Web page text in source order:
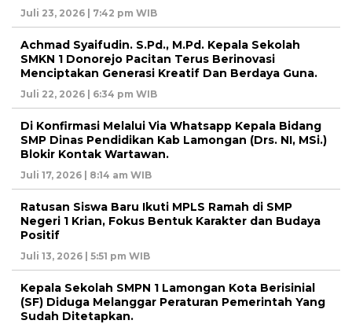
Juli 23, 2026 | 7:42 pm WIB
Achmad Syaifudin. S.Pd., M.Pd. Kepala Sekolah
SMKN 1 Donorejo Pacitan Terus Berinovasi
Menciptakan Generasi Kreatif Dan Berdaya Guna.
Juli 22, 2026 | 6:34 pm WIB
Di Konfirmasi Melalui Via Whatsapp Kepala Bidang
SMP Dinas Pendidikan Kab Lamongan (Drs. NI, MSi.)
Blokir Kontak Wartawan.
Juli 17, 2026 | 8:14 am WIB
Ratusan Siswa Baru Ikuti MPLS Ramah di SMP
Negeri 1 Krian, Fokus Bentuk Karakter dan Budaya
Positif
Juli 13, 2026 | 5:51 pm WIB
Kepala Sekolah SMPN 1 Lamongan Kota Berisinial
(SF) Diduga Melanggar Peraturan Pemerintah Yang
Sudah Ditetapkan.